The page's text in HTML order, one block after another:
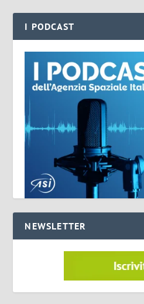
I PODCAST
NEWSLETTER